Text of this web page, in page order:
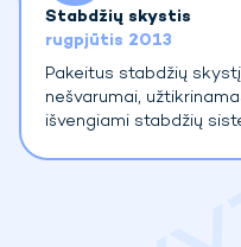
Stabdžių skystis
rugpjūtis 2013
Pakeitus stabdžių
nešvarumai,
išvengiami stabdžių